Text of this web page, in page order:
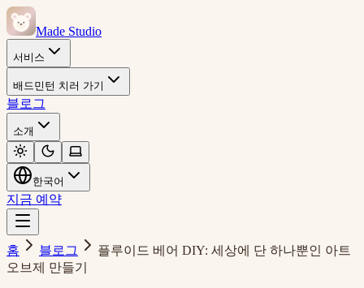
Made Studio
서비스
배드민턴 치러 가기
블로그
소개
한국어
지금 예약
홈 블로그
플루이드 베어 DIY: 세상에 단 하나뿐인 아트
오브제 만들기